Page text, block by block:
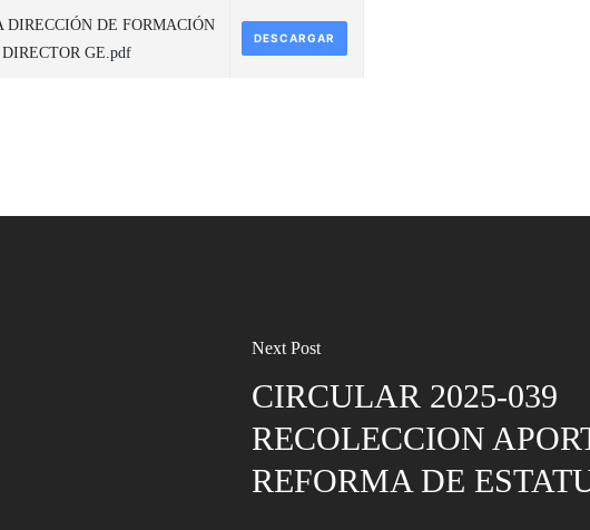
DIRECCIÓN DE FORMACIÓN
GE.pdf
DESCARGAR
Next Post
CIRCULAR 2025-039
RECOLECCION
REFORMA DE